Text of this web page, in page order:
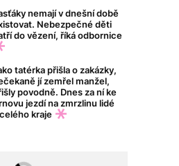
nemají v dnešní době
Nebezpečné děti
do vězení, říká odbornice
tatérka přišla o zakázky,
jí zemřel manžel,
povodně. Dnes za ní ke
jezdí na zmrzlinu lidé
kraje